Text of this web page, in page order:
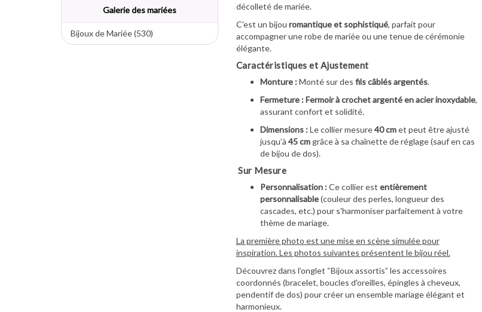
Galerie des mariées
Bijoux de Mariée (530)
décolleté de mariée.
C'est un bijou romantique et sophistiqué, parfait pour
accompagner une robe de mariée ou une tenue de cérémonie
élégante.
Caractéristiques et Ajustement
Monture :Monté sur des fils câblés argentés.
Fermeture : Fermoir à crochet argenté en acier inoxydable,
assurant confort et solidité.
Dimensions :Le collier mesure40 cmet peut être ajusté
jusqu’à 45 cmgrâce à sa chaînette de réglage (sauf en cas
de bijou de dos).
Sur Mesure
Personnalisation :Ce collier est entièrement
personnalisable(couleur des perles, longueur des
cascades, etc.) pour s'harmoniser parfaitement à votre
thème de mariage.
La première photo est une mise en scène simulée pour
inspiration. Les photos suivantes présentent le bijou réel.
Découvrez dans l’onglet “Bijoux assortis” les accessoires
coordonnés (bracelet, boucles d'oreilles, épingles à cheveux,
pendentif de dos) pour créer un ensemble mariage élégant et
harmonieux.